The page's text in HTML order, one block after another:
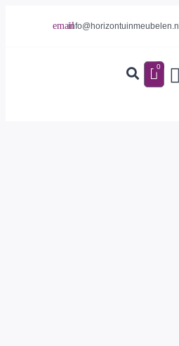
info@horizontuinmeubelen.nl
0